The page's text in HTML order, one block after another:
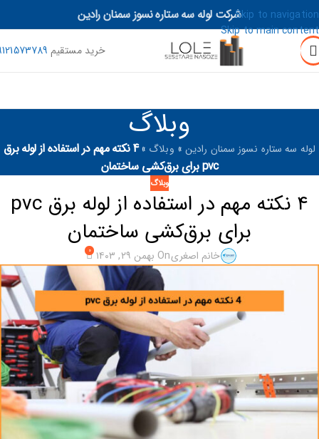
Skip to navigation
Skip to main content
شرکت لوله سه ستاره نسوز سمنان رادین
خرید مستقیم
وبلاگ
لوله سه ستاره نسوز سمنان رادین » وبلاگ » 4 نکته مهم در استفاده از لوله برق
pvc برای برق‌کشی ساختمان
وبلاگ
۴ نکته مهم در استفاده از لوله برق pvc
برای برق‌کشی ساختمان
خانم اصغریOn بهمن ۲۹, ۱۴۰۳ ۰